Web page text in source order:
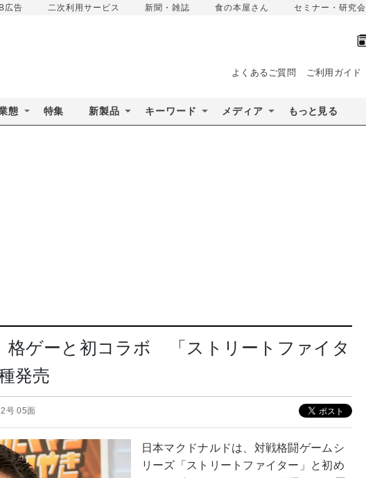
広告 二次利用サービス 新聞・雑誌 食の本屋さん セミナー・研究会
よくあるご質問 ご利用ガイド
態 特集 新製品 キーワード メディア もっと見る
格ゲーと初コラボ 「ストリートファイタ
発売
号 05面
日本マクドナルドは、対戦格闘ゲームシ
リーズ「ストリートファイター」と初め